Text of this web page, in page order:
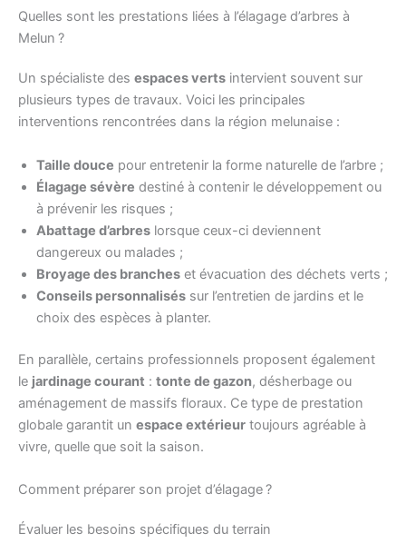
Quelles sont les prestations liées à l’élagage d’arbres à
Melun ?
Un spécialiste des espaces verts intervient souvent sur
plusieurs types de travaux. Voici les principales
interventions rencontrées dans la région melunaise :
Taille douce pour entretenir la forme naturelle de l’arbre ;
Élagage sévère destiné à contenir le développement ou
à prévenir les risques ;
Abattage d’arbres lorsque ceux-ci deviennent
dangereux ou malades ;
Broyage des branches et évacuation des déchets verts ;
Conseils personnalisés sur l’entretien de jardins et le
choix des espèces à planter.
En parallèle, certains professionnels proposent également
le jardinage courant : tonte de gazon, désherbage ou
aménagement de massifs floraux. Ce type de prestation
globale garantit un espace extérieur toujours agréable à
vivre, quelle que soit la saison.
Comment préparer son projet d’élagage ?
Évaluer les besoins spécifiques du terrain